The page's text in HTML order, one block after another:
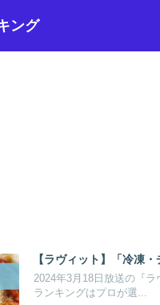
ング
【ラヴィット】「冷凍
2024年3月18日放送の『
ランキングはプロが選...